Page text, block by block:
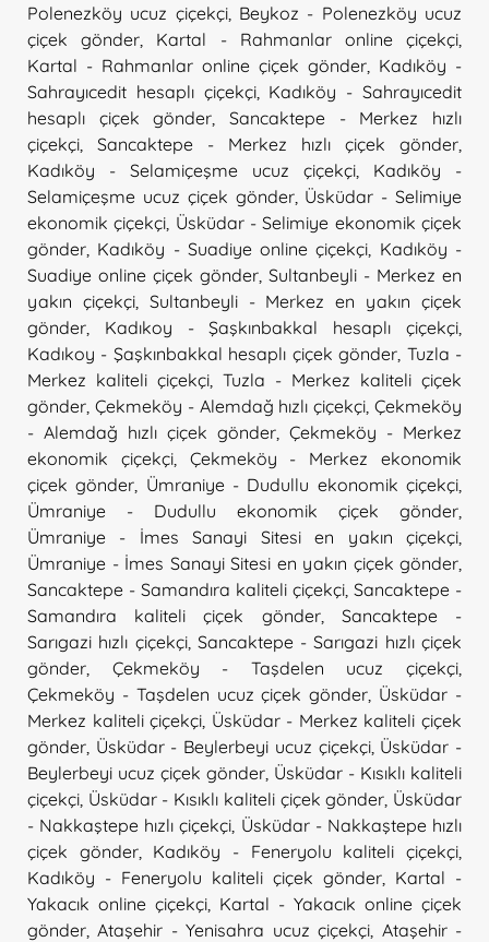
Polenezköy ucuz çiçekçi, Beykoz - Polenezköy ucuz
çiçek gönder
Kartal - Rahmanlar online çiçekçi
Kartal - Rahmanlar online çiçek gönder Kadıköy -
Sahrayıcedit hesaplı çiçekçi, Kadıköy - Sahrayıcedit
hesaplı çiçek gönder ,Sancaktepe - Merkez hızlı
çiçekçi
Sancaktepe - Merkez hızlı çiçek gönder
Kadıköy - Selamiçeşme ucuz çiçekçi
Kadıköy -
Selamiçeşme ucuz çiçek gönder, Üsküdar - Selimiye
ekonomik çiçekçi Üsküdar - Selimiye ekonomik çiçek
gönder Kadıköy - Suadiye online çiçekçi Kadıköy -
Suadiye online çiçek gönder Sultanbeyli - Merkez en
yakın çiçekçi, Sultanbeyli - Merkez en yakın çiçek
gönder
Kadıkoy - Şaşkınbakkal hesaplı çiçekçi
Kadıkoy - Şaşkınbakkal hesaplı çiçek gönder Tuzla -
Merkez kaliteli çiçekçi Tuzla - Merkez kaliteli çiçek
gönder Çekmeköy - Alemdağ hızlı çiçekçi ,Çekmeköy
- Alemdağ hızlı çiçek gönder Çekmeköy - Merkez
ekonomik çiçekçi, Çekmeköy - Merkez ekonomik
çiçek gönder Ümraniye - Dudullu ekonomik çiçekçi
Ümraniye - Dudullu ekonomik çiçek gönder
Ümraniye - İmes Sanayi Sitesi en yakın çiçekçi
Ümraniye - İmes Sanayi Sitesi en yakın çiçek gönder
Sancaktepe - Samandıra kaliteli çiçekçi Sancaktepe -
Samandıra kaliteli çiçek gönder, Sancaktepe -
Sarıgazi hızlı çiçekçi, Sancaktepe - Sarıgazi hızlı çiçek
gönder
Çekmeköy - Taşdelen ucuz çiçekçi
Çekmeköy - Taşdelen ucuz çiçek gönder Üsküdar -
Merkez kaliteli çiçekçi Üsküdar - Merkez kaliteli çiçek
gönder Üsküdar - Beylerbeyi ucuz çiçekçi, Üsküdar -
Beylerbeyi ucuz çiçek gönder Üsküdar - Kısıklı kaliteli
çiçekçi Üsküdar - Kısıklı kaliteli çiçek gönder Üsküdar
- Nakkaştepe hızlı çiçekçi Üsküdar - Nakkaştepe hızlı
çiçek gönder, Kadıköy - Feneryolu kaliteli çiçekçi
Kadıköy - Feneryolu kaliteli çiçek gönder
Kartal -
Yakacık online çiçekçi Kartal - Yakacık online çiçek
gönder ,Ataşehir - Yenisahra ucuz çiçekçi Ataşehir -